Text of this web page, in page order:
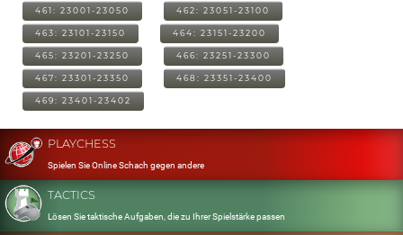
461: 23001-23050 462: 23051-23100
463: 23101-23150 464: 23151-23200
465: 23201-23250 466: 23251-23300
467: 23301-23350 468: 23351-23400
469: 23401-23402
PLAYCHESS
Spielen Sie Online Schach gegen andere
TACTICS
Lösen Sie taktische Aufgaben, die zu Ihrer Spielstärke passen